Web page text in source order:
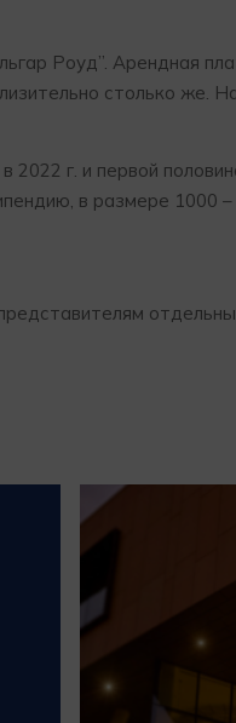
Роуд”. Арендная
столько же.
г. и первой
в размере 1000